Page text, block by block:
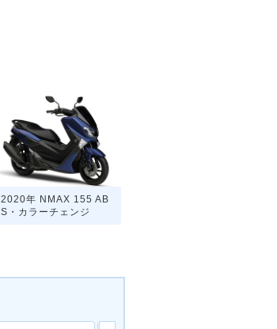
2020年 NMAX 155 AB
S・カラーチェンジ